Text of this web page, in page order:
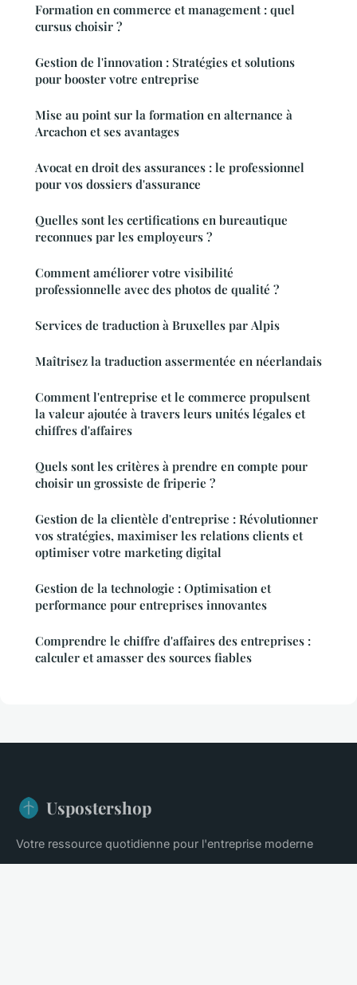
Formation en commerce et management : quel
cursus choisir ?
Gestion de l'innovation : Stratégies et solutions
pour booster votre entreprise
Mise au point sur la formation en alternance à
Arcachon et ses avantages
Avocat en droit des assurances : le professionnel
pour vos dossiers d'assurance
Quelles sont les certifications en bureautique
reconnues par les employeurs ?
Comment améliorer votre visibilité
professionnelle avec des photos de qualité ?
Services de traduction à Bruxelles par Alpis
Maîtrisez la traduction assermentée en néerlandais
Comment l'entreprise et le commerce propulsent
la valeur ajoutée à travers leurs unités légales et
chiffres d'affaires
Quels sont les critères à prendre en compte pour
choisir un grossiste de friperie ?
Gestion de la clientèle d'entreprise : Révolutionner
vos stratégies, maximiser les relations clients et
optimiser votre marketing digital
Gestion de la technologie : Optimisation et
performance pour entreprises innovantes
Comprendre le chiffre d'affaires des entreprises :
calculer et amasser des sources fiables
Uspostershop
Votre ressource quotidienne pour l'entreprise moderne